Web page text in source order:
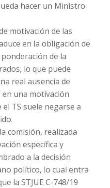
hacer un Ministro
motivación de las
en la obligación de
de la
lo que puede
real ausencia de
una motivación
TS suele negarse a
comisión, realizada
específica y
a la decisión
político, lo cual entra
la STJUE C-748/19